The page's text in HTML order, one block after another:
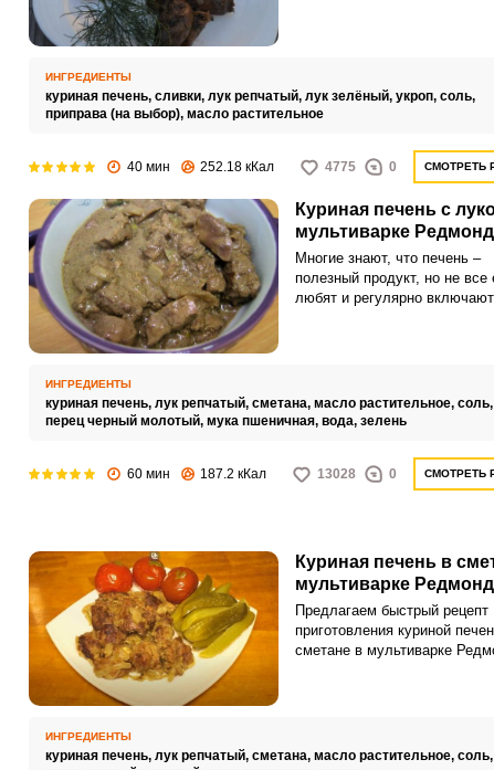
ИНГРЕДИЕНТЫ
куриная печень, сливки, лук репчатый, лук зелёный, укроп, соль,
приправа (на выбор), масло растительное
40 мин 252.18 кКал 4775 0 СМОТРЕТЬ
Куриная печень с
мультиварке Редмонд
Многие знают, что печень –
полезный продукт, но не все
любят и регулярно
репчатого лука и сметаны.
ИНГРЕДИЕНТЫ
куриная печень, лук репчатый, сметана, масло растительное, соль,
перец черный молотый, мука пшеничная, вода, зелень
60 мин 187.2 кКал 13028 0 СМОТРЕТЬ
Куриная печень в
мультиварке Редмонд
Предлагаем быстрый рецепт
приготовления куриной
сметане в мультиварке
ИНГРЕДИЕНТЫ
куриная печень, лук репчатый, сметана, масло растительное, соль,